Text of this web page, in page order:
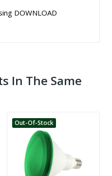
DOWNLOAD
In The Same
Out-Of-Stock